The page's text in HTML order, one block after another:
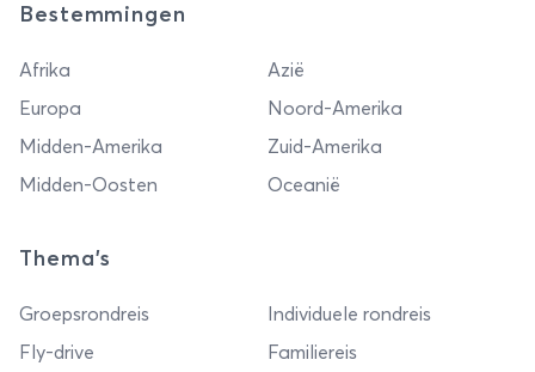
Bestemmingen
Afrika
Azië
Europa
Noord-Amerika
Midden-Amerika
Zuid-Amerika
Midden-Oosten
Oceanië
Thema's
Groepsrondreis
Individuele rondreis
Fly-drive
Familiereis